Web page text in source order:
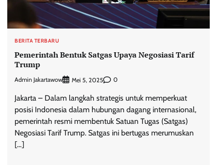
BERITA TERBARU
Pemerintah Bentuk Satgas Upaya Negosiasi Tarif
Trump
Admin Jakartawow Mei 5, 2025 0
Jakarta – Dalam langkah strategis untuk memperkuat
posisi Indonesia dalam hubungan dagang internasional,
pemerintah resmi membentuk Satuan Tugas (Satgas)
Negosiasi Tarif Trump. Satgas ini bertugas merumuskan
[…]